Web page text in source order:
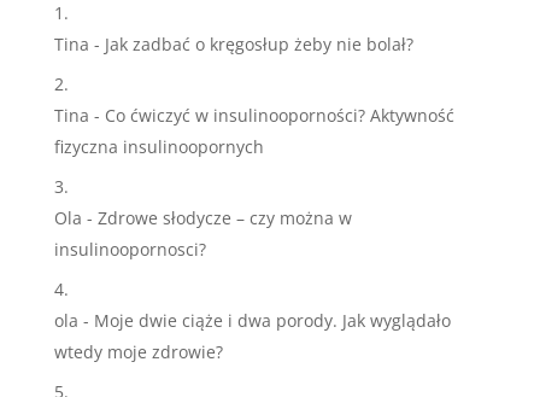
Tina - Jak zadbać o kręgosłup żeby nie bolał?
Tina - Co ćwiczyć w insulinooporności? Aktywność
fizyczna insulinoopornych
Ola - Zdrowe słodycze – czy można w
insulinoopornosci?
ola - Moje dwie ciąże i dwa porody. Jak wyglądało
wtedy moje zdrowie?